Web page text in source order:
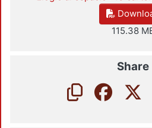
115.38
Share